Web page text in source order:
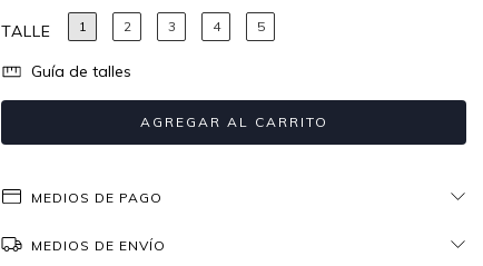
TALLE 1 2 3 4 5
Guía de talles
MEDIOS DE PAGO
MEDIOS DE ENVÍO